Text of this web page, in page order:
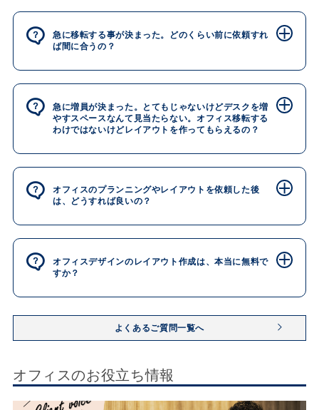
急に移転する事が決まった。どのくらい前に依頼すれ
ば間に合うの？
急に増員が決まった。とてもじゃないけどデスクを増
やすスペースなんて見当たらない。オフィス移転する
わけではないけどレイアウトを作ってもらえるの？
オフィスのプランニングやレイアウトを依頼した後
は、どうすれば良いの？
オフィスデザインのレイアウト作成は、本当に無料で
すか？
よくあるご質問一覧へ
オフィスのお役立ち情報